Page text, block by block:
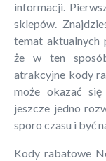
informacji.
sklepów.
temat aktualnych
że w ten
atrakcyjne kody
może okazać się
jeszcze jedno
sporo czasu i być
Kody rabatowe